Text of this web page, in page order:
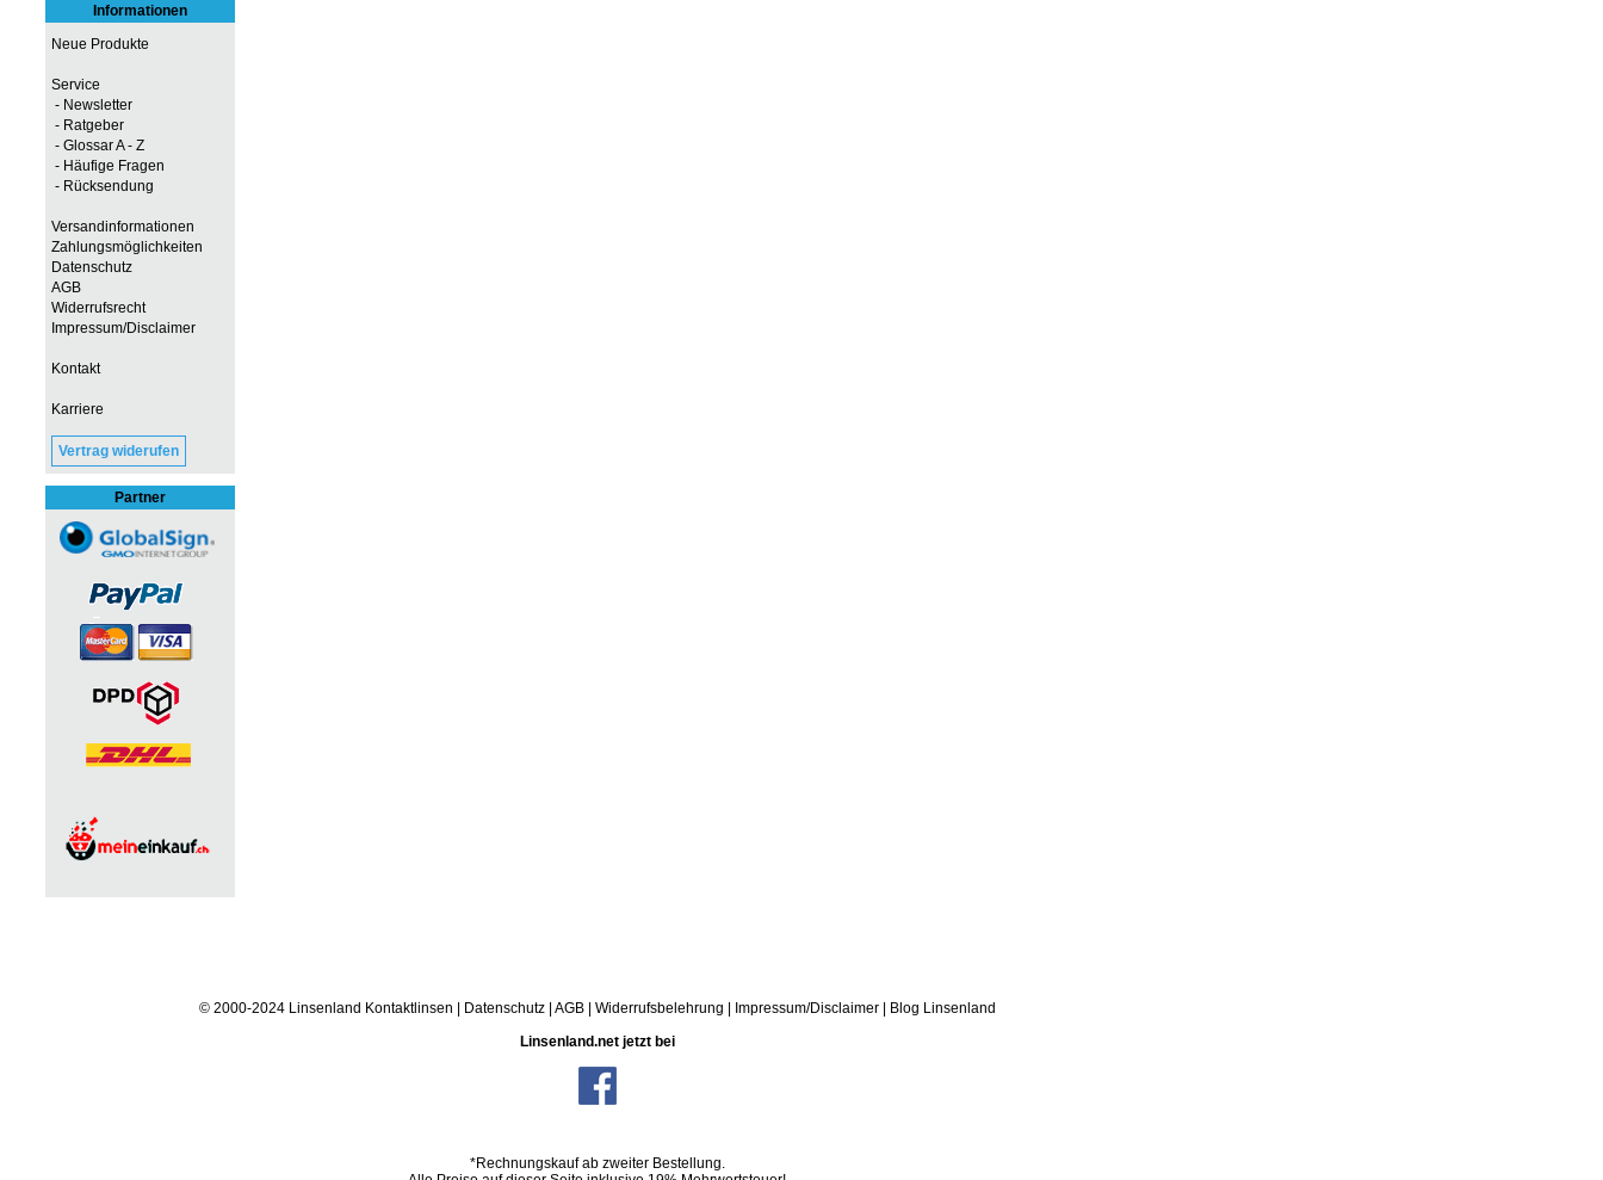
Informationen
Neue Produkte
Service
- Newsletter
- Ratgeber
- Glossar A - Z
- Häufige Fragen
- Rücksendung
Versandinformationen
Zahlungsmöglichkeiten
Datenschutz
AGB
Widerrufsrecht
Impressum/Disclaimer
Kontakt
Karriere
Vertrag widerufen
Partner
© 2000-2024 Linsenland Kontaktlinsen Datenschutz AGB Widerrufsbelehrung Impressum/Disclaimer
Blog Linsenland
Linsenland.net jetzt bei
*Rechnungskauf ab zweiter Bestellung.